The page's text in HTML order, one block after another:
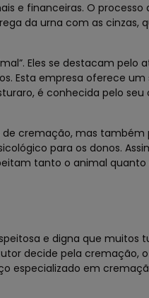
e financeiras. O
da urna com as cinzas,
Eles se destacam pelo
Esta empresa oferece um
é conhecida pelo
de cremação, mas
para os donos.
tanto o animal
e digna que muitos
decide pela cremação,
especializado em